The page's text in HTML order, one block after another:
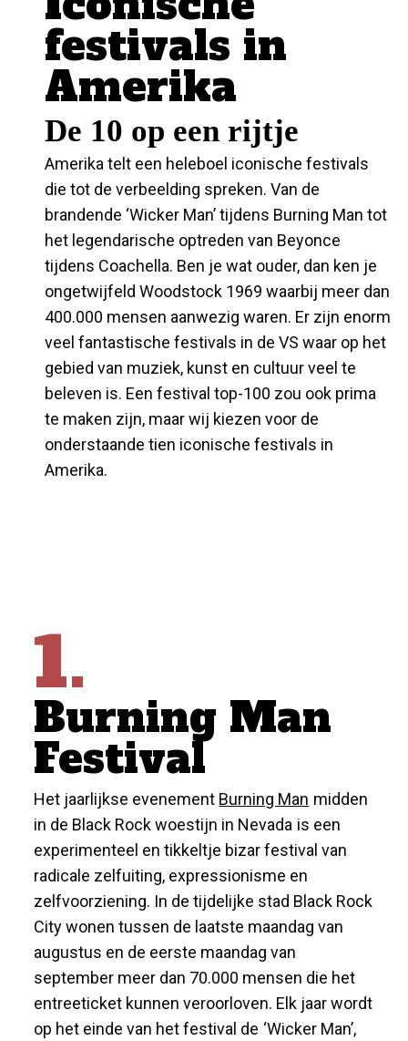
festivals in
Amerika
De 10 op een rijtje
Amerika telt een heleboel iconische festivals
die tot de verbeelding spreken. Van de
brandende ‘Wicker Man’ tijdens Burning Man tot
het legendarische optreden van Beyonce
tijdens Coachella. Ben je wat ouder, dan ken je
ongetwijfeld Woodstock 1969 waarbij meer dan
400.000 mensen aanwezig waren. Er zijn enorm
veel fantastische festivals in de VS waar op het
gebied van muziek, kunst en cultuur veel te
beleven is. Een festival top-100 zou ook prima
te maken zijn, maar wij kiezen voor de
onderstaande tien iconische festivals in
Amerika.
1.
Burning Man
Festival
Het jaarlijkse evenement Burning Man midden
in de Black Rock woestijn in Nevada is een
experimenteel en tikkeltje bizar festival van
radicale zelfuiting, expressionisme en
zelfvoorziening. In de tijdelijke stad Black Rock
City wonen tussen de laatste maandag van
augustus en de eerste maandag van
september meer dan 70.000 mensen die het
entreeticket kunnen veroorloven. Elk jaar wordt
op het einde van het festival de ‘Wicker Man’,